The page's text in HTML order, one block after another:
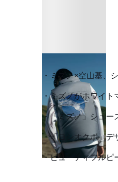
ミズノ×空山基、
ミズノがホワイト
「ミズノ」シュー
「ヨシオクボ」デ
ビューティフルピ